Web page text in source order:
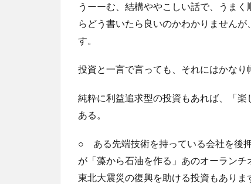
うーーむ、結構ややこしい話で、うま
らどう書いたら良いのかわかりません
す。
投資と一言で言っても、それにはかなり
純粋に利益追求型の投資もあれば、「
ある。
○ ある先端技術を持っている会社を後
が「藻から石油を作る」あのオーランチ
東北大震災の復興を助ける投資もあり